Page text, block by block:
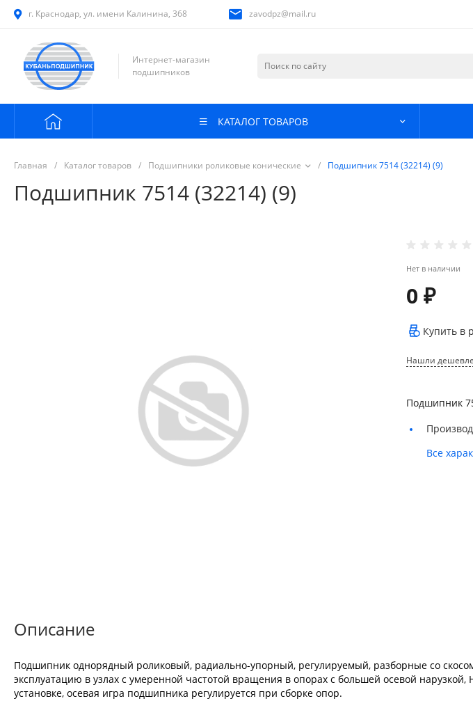
г. Краснодар, ул. имени Калинина, 368 zavodpz@mail.ru
Интернет-магазин
подшипников
КАТАЛОГ ТОВАРОВ
Главная / Каталог товаров / Подшипники роликовые конические / Подшипник 7514 (32214) (9)
Подшипник 7514 (32214) (9)
Нет в наличии
0 ₽
Купить в
Нашли
Подшипник
Все
Описание
Подшипник однорядный роликовый, радиально-упорный, регулируемый, разборные со
эксплуатацию в узлах с умеренной частотой вращения в опорах с большей осевой
установке, осевая игра подшипника регулируется при сборке опор.